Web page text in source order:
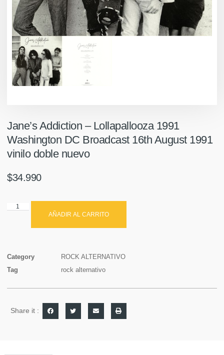
Jane’s Addiction – Lollapallooza 1991
Washington DC Broadcast 16th August 1991
vinilo doble nuevo
$34.990
AÑADIR AL CARRITO
Category
ROCK ALTERNATIVO
Tag
rock alternativo
Share it :